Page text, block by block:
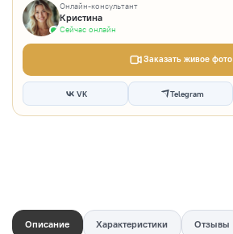
Онлайн-консультант
Кристина
Сейчас онлайн
Заказать живое фото
VK Telegram
Описание Характеристики Отзывы